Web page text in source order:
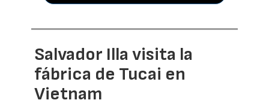
Salvador Illa visita la
fábrica de Tucai en
Vietnam